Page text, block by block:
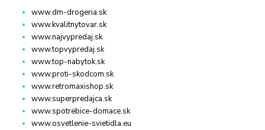
www.dm-drogeria.sk
www.kvalitnytovar.sk
www.najvypredaj.sk
www.topvypredaj.sk
www.top-nabytok.sk
www.proti-skodcom.sk
www.retromaxishop.sk
www.superpredajca.sk
www.spotrebice-domace.sk
www.osvetlenie-svietidla.eu